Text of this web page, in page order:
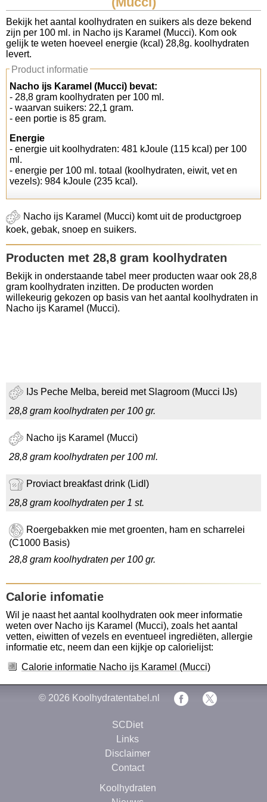
Koolhydraten tellen
Links
Bekijk het aantal koolhydraten en suikers als deze bekend
zijn per 100 ml. in Nacho ijs Karamel (Mucci). Kom ook
gelijk te weten hoeveel energie (kcal) 28,8g. koolhydraten
levert.
Product informatie
Nacho ijs Karamel (Mucci) bevat:
- 28,8 gram koolhydraten per 100 ml.
- waarvan suikers: 22,1 gram.
- een portie is 85 gram.
Energie
- energie uit koolhydraten: 481 kJoule (115 kcal) per 100
ml.
- energie per 100 ml. totaal (koolhydraten, eiwit, vet en
vezels): 984 kJoule (235 kcal).
Nacho ijs Karamel (Mucci) komt uit de productgroep
koek, gebak, snoep en suikers.
Producten met 28,8 gram koolhydraten
Bekijk in onderstaande tabel meer producten waar ook 28,8
gram koolhydraten inzitten. De producten worden
willekeurig gekozen op basis van het aantal koolhydraten in
Nacho ijs Karamel (Mucci).
IJs Peche Melba, bereid met Slagroom (Mucci IJs)
28,8 gram koolhydraten per 100 gr.
Nacho ijs Karamel (Mucci)
28,8 gram koolhydraten per 100 ml.
Proviact breakfast drink (Lidl)
28,8 gram koolhydraten per 1 st.
Roergebakken mie met groenten, ham en scharrelei
(C1000 Basis)
28,8 gram koolhydraten per 100 gr.
Calorie infomatie
Wil je naast het aantal koolhydraten ook meer informatie
weten over Nacho ijs Karamel (Mucci), zoals het aantal
vetten, eiwitten of vezels en eventueel ingrediëten, allergie
informatie etc, neem dan een kijkje op calorielijst:
Calorie informatie Nacho ijs Karamel (Mucci)
© 2026 Koolhydratentabel.nl
SCDiet
Links
Disclaimer
Contact
Koolhydraten